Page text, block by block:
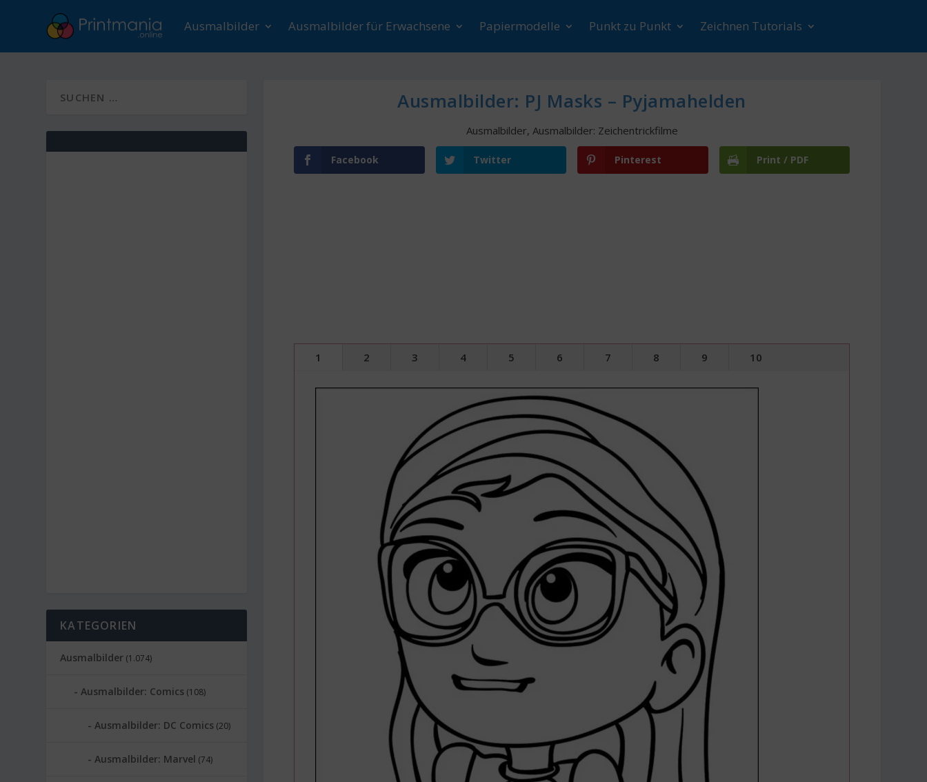
Ausmalbilder Ausmalbilder für Erwachsene Papiermodelle Punkt zu Punkt Zeichnen Tutorials
Ausmalbilder: PJ Masks – Pyjamahelden
Ausmalbilder, Ausmalbilder: Zeichentrickfilme
Facebook Twitter Pinterest Print / PDF
1 2 3 4 5 6 7 8 9 10
KATEGORIEN
Ausmalbilder (1.074)
Ausmalbilder: Comics (108)
Ausmalbilder: DC Comics (20)
Ausmalbilder: Marvel (74)